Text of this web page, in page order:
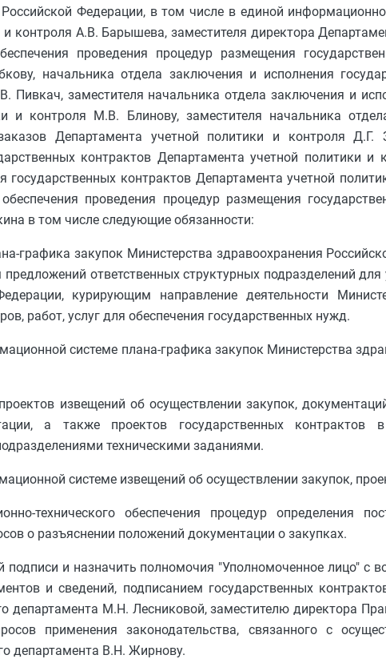
Федерации, в том числе в единой
контроля А.В. Барышева, заместителя директора
проведения процедур размещения
начальника отдела заключения и исполнения
Пивкач, заместителя начальника отдела заключения и
и контроля М.В. Блинову, заместителя начальника
Департамента учетной политики и контроля Д.Г.
контрактов Департамента учетной политики и
государственных контрактов Департамента учетной
проведения процедур размещения
в том числе следующие обязанности:
графика закупок Министерства здравоохранения
ответственных структурных подразделений
курирующим направление деятельности
работ, услуг для обеспечения государственных нужд.
системе плана-графика закупок Министерства
извещений об осуществлении закупок,
а также проектов государственных контрактов
техническими заданиями.
системе извещений об осуществлении закупок,
технического обеспечения процедур определения
о разъяснении положений документации о закупках.
подписи и назначить полномочия "Уполномоченное лицо" с
и сведений, подписанием государственных
департамента М.Н. Лесниковой, заместителю директора
применения законодательства, связанного с
департамента В.Н. Жирнову.